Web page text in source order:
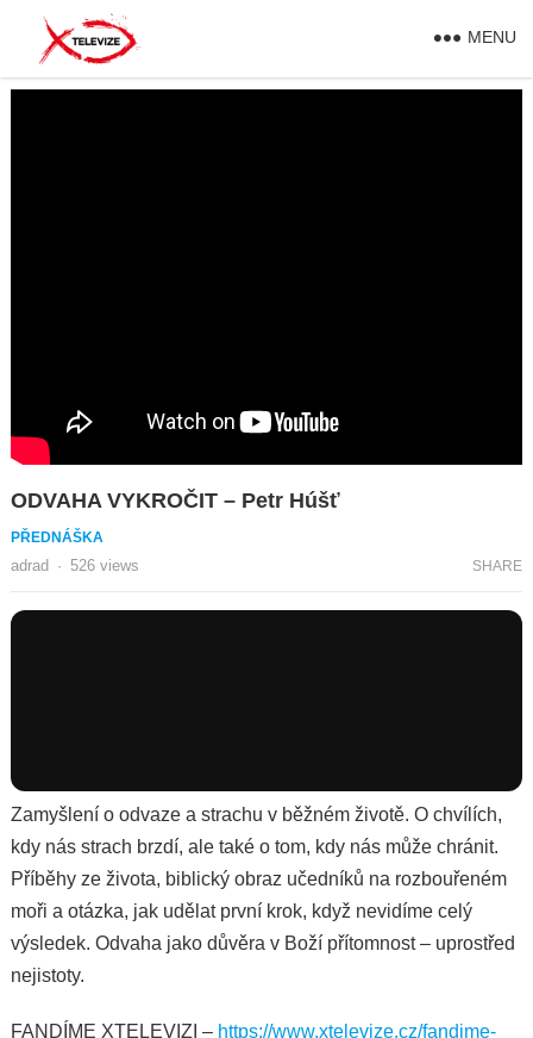
MENU
ODVAHA VYKROČIT – Petr Húšť
PŘEDNÁŠKA
adrad · 526views SHARE
Zamyšlení o odvaze a strachu v běžném životě. O chvílích,
kdy nás strach brzdí, ale také o tom, kdy nás může chránit.
Příběhy ze života, biblický obraz učedníků na rozbouřeném
moři a otázka, jak udělat první krok, když nevidíme celý
výsledek. Odvaha jako důvěra v Boží přítomnost – uprostřed
nejistoty.
FANDÍME XTELEVIZI – https://www.xtelevize.cz/fandime-